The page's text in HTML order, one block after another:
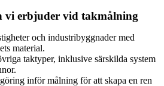
vi erbjuder vid takmålning
och industribyggnader med
material.
taktyper, inklusive särskilda system
inför målning för att skapa en ren